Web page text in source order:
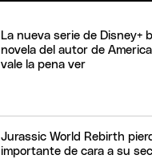
La nueva serie de Disney+
novela del autor de
vale la pena ver
Jurassic World Rebirth
importante de cara a su